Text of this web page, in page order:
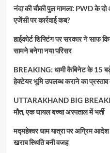
नंदा की चौकी पुल मामला: PWD के दो
एजेंसी पर कार्रवाई कब?
हाईकोर्ट शिफ्टिंग पर सरकार ने साफ
सामने बनेगा नया परिसर
BREAKING: धामी कैबिनेट के 15
हेक्टेयर भूमि उपलब्ध कराने का
UTTARAKHAND BIG
मौत, एक घायल बच्चा अस्पताल में भर्ती
मद्महेश्वर धाम यात्रा पर अग्रिम
खराब स्थिति बनी वजह